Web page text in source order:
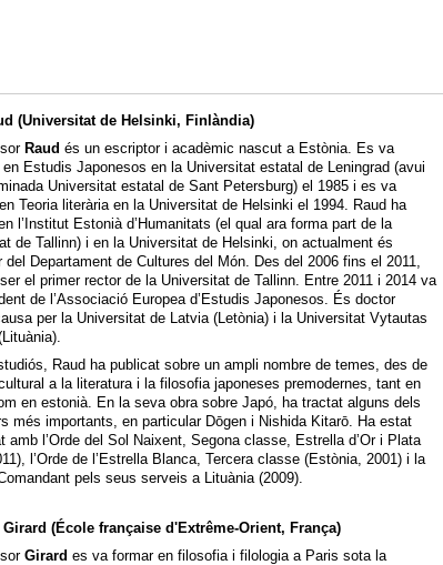
(Universitat de Helsinki, Finlàndia)
Raud és un escriptor i acadèmic nascut a Estònia. Es va
en Estudis Japonesos en la Universitat estatal de Leningrad (avui
Universitat estatal de Sant Petersburg) el 1985 i es va
Teoria literària en la Universitat de Helsinki el 1994. Raud ha
l’Institut Estonià d’Humanitats (el qual ara forma part de la
de Tallinn) i en la Universitat de Helsinki, on actualment és
del Departament de Cultures del Món. Des del 2006 fins el 2011,
el primer rector de la Universitat de Tallinn. Entre 2011 i 2014 va
de l’Associació Europea d’Estudis Japonesos. És doctor
per la Universitat de Latvia (Letònia) i la Universitat Vytautas
Raud ha publicat sobre un ampli nombre de temes, des de
a la literatura i la filosofia japoneses premodernes, tant en
en estonià. En la seva obra sobre Japó, ha tractat alguns dels
més importants, en particular Dōgen i Nishida Kitarō. Ha estat
amb l’Orde del Sol Naixent, Segona classe, Estrella d’Or i Plata
l’Orde de l’Estrella Blanca, Tercera classe (Estònia, 2001) i la
pels seus serveis a Lituània (2009).
Girard (École française d'Extrême-Orient, França)
Girard es va formar en filosofia i filologia a Paris sota la